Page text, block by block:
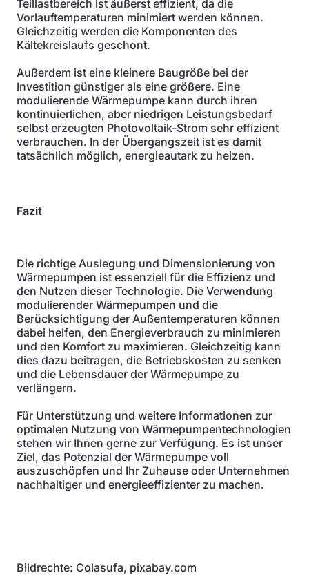
Teillastbereich ist äußerst effizient, da die
Vorlauftemperaturen minimiert werden können.
Gleichzeitig werden die Komponenten des
Kältekreislaufs geschont.
Außerdem ist eine kleinere Baugröße bei der
Investition günstiger als eine größere. Eine
modulierende Wärmepumpe kann durch ihren
kontinuierlichen, aber niedrigen Leistungsbedarf
selbst erzeugten Photovoltaik-Strom sehr effizient
verbrauchen. In der Übergangszeit ist es damit
tatsächlich möglich, energieautark zu heizen.
Fazit
Die richtige Auslegung und Dimensionierung von
Wärmepumpen ist essenziell für die Effizienz und
den Nutzen dieser Technologie. Die Verwendung
modulierender Wärmepumpen und die
Berücksichtigung der Außentemperaturen können
dabei helfen, den Energieverbrauch zu minimieren
und den Komfort zu maximieren. Gleichzeitig kann
dies dazu beitragen, die Betriebskosten zu senken
und die Lebensdauer der Wärmepumpe zu
verlängern.
Für Unterstützung und weitere Informationen zur
optimalen Nutzung von Wärmepumpentechnologien
stehen wir Ihnen gerne zur Verfügung. Es ist unser
Ziel, das Potenzial der Wärmepumpe voll
auszuschöpfen und Ihr Zuhause oder Unternehmen
nachhaltiger und energieeffizienter zu machen.
Bildrechte: Colasufa, pixabay.com